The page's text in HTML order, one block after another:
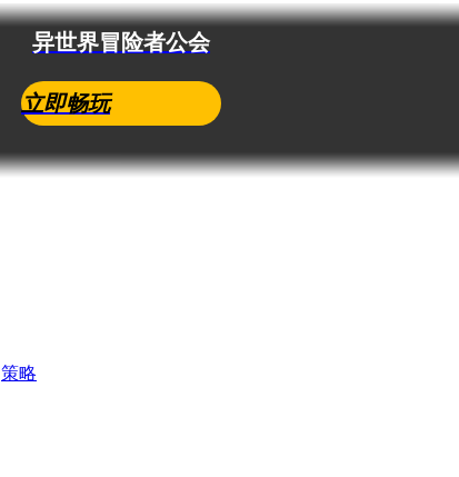
策略
异世界冒险者公会
立即畅玩